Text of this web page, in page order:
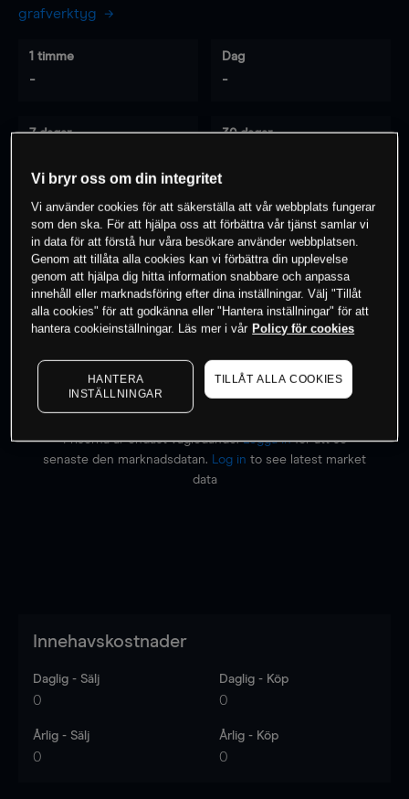
grafverktyg
1 timme
-
Dag
-
7 dagar 30 dagar
0% av kunderna har en position i detta
instrument
Börja handla
Priserna är endast vägledande.Logga inför att se
senaste den marknadsdatan.
Log in to see latest market
data
Innehavskostnader
Daglig - Sälj
0
Daglig - Köp
0
Årlig - Sälj
0
Årlig - Köp
0
Vi bryr oss om din integritet
Vi använder cookies för att säkerställa att vår webbplats fungerar
som den ska. För att hjälpa oss att förbättra vår tjänst samlar vi
in data för att förstå hur våra besökare använder webbplatsen.
Genom att tillåta alla cookies kan vi förbättra din upplevelse
genom att hjälpa dig hitta information snabbare och anpassa
innehåll eller marknadsföring efter dina inställningar. Välj "Tillåt
alla cookies" för att godkänna eller "Hantera inställningar" för att
hantera cookieinställningar. Läs mer i vår Policy för cookies
HANTERA
INSTÄLLNINGAR
TILLÅT ALLA COOKIES